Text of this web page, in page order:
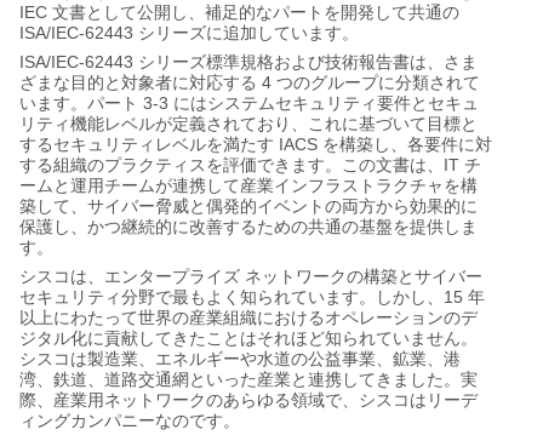
IEC 文書として公開し、補足的なパートを開発して共通の
ISA/IEC-62443 シリーズに追加しています。
ISA/IEC-62443 シリーズ標準規格および技術報告書は、さま
ざまな目的と対象者に対応する 4 つのグループに分類されて
います。パート 3-3 にはシステムセキュリティ要件とセキュ
リティ機能レベルが定義されており、これに基づいて目標と
するセキュリティレベルを満たす IACS を構築し、各要件に対
する組織のプラクティスを評価できます。この文書は、 IT チ
ームと運用チームが連携して産業インフラストラクチャを構
築して、サイバー脅威と偶発的イベントの両方から効果的に
保護し、かつ継続的に改善するための共通の基盤を提供しま
す。
シスコは、エンタープライズ ネットワークの構築とサイバー
セキュリティ分野で最もよく知られています。しかし、 15 年
以上にわたって世界の産業組織におけるオペレーションのデ
ジタル化に貢献してきたことはそれほど知られていません。
シスコは製造業、エネルギーや水道の公益事業、鉱業、港
湾、鉄道、道路交通網といった産業と連携してきました。実
際、産業用ネットワークのあらゆる領域で、シスコはリーデ
ィングカンパニーなのです。